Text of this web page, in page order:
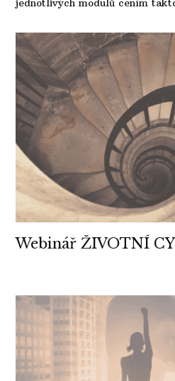
jednotlivých modulů cením
Webinář ŽIVOTNÍ